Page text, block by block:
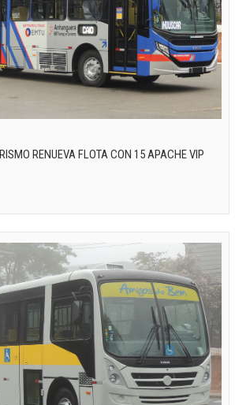
RENUEVA FLOTA CON 15 APACHE VIP